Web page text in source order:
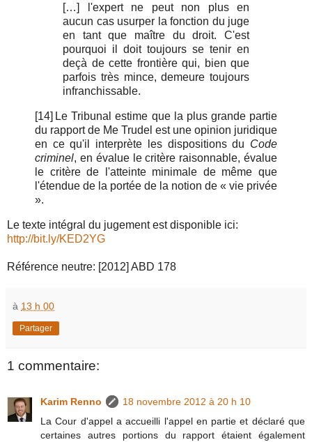
[…] l'expert ne peut non plus en
aucun cas usurper la fonction du juge
en tant que maître du droit. C'est
pourquoi il doit toujours se tenir en
deçà de cette frontière qui, bien que
parfois très mince, demeure toujours
infranchissable.
[14] Le Tribunal estime que la plus grande partie
du rapport de Me Trudel est une opinion juridique
en ce qu'il interprète les dispositions du Code
criminel, en évalue le critère raisonnable, évalue
le critère de l'atteinte minimale de même que
l'étendue de la portée de la notion de « vie privée
».
Le texte intégral du jugement est disponible ici:
http://bit.ly/KED2YG
Référence neutre: [2012] ABD 178
à 13 h 00
Partager
1 commentaire:
Karim Renno
18 novembre 2012 à 20 h 10
La Cour d'appel a accueilli l'appel en partie et déclaré que
certaines autres portions du rapport étaient également